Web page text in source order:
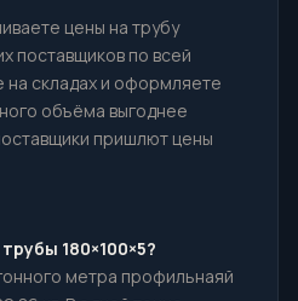
цены на трубу
поставщиков по всей
на складах и оформляете
объёма выгоднее
пришлют цены
180×100×5?
метра профильнаяй